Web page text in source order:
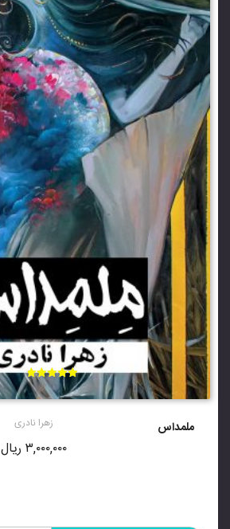
ملمداس زهرا نادری
امتیاز
4.88
۳,۰۰۰,۰۰۰ ریال